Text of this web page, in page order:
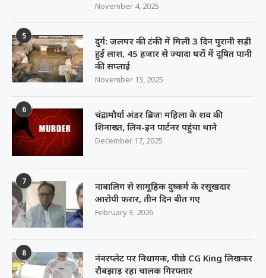
November 4, 2025
5
दुर्ग: जलघर की टंकी में मिली 3 दिन पुरानी सड़ी
हुई लाश, 45 हजार से ज्यादा घरों में दूषित पानी
की सप्लाई
November 13, 2025
6
चंद्रामौर्या अंडर ब्रिजः महिला के शव की
शिनाख्त, लिव-इन पार्टनर पहुंचा थाने
December 17, 2025
7
नाबालिग से सामूहिक दुष्कर्म के रसूखदार
आरोपी फरार, तीन दिन बीत गए
February 3, 2026
8
नंबरप्लेट पर विधायक, पीछे CG King लिखकर
रौबझाड़ रहा चालक गिरफ्तार